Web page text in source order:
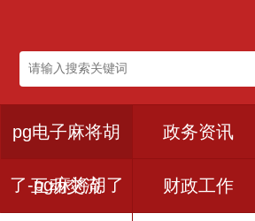
pg电子麻将胡
了-pg麻将胡了
政务资讯
互动交流 财政工作